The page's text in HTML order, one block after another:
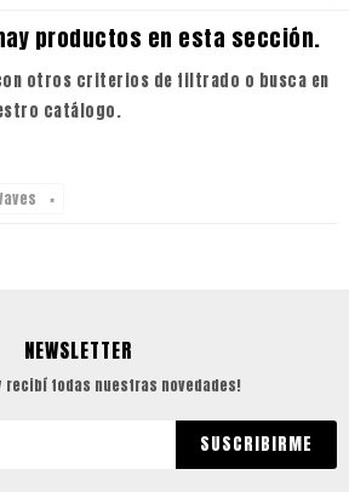
productos en esta sección.
otros criterios de filtrado o busca en
catálogo.
NEWSLETTER
recibí todas nuestras novedades!
SUSCRIBIRME